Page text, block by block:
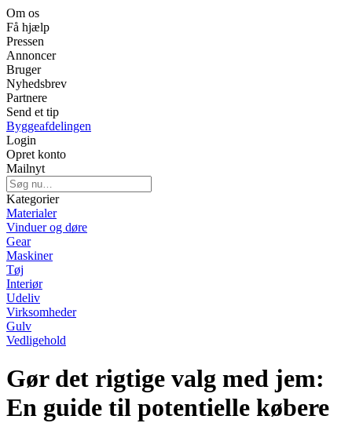
Om os
Få hjælp
Pressen
Annoncer
Bruger
Nyhedsbrev
Partnere
Send et tip
Byggeafdelingen
Login
Opret konto
Mailnyt
Kategorier
Materialer
Vinduer og døre
Gear
Maskiner
Tøj
Interiør
Udeliv
Virksomheder
Gulv
Vedligehold
Gør det rigtige valg med jem:
En guide til potentielle købere